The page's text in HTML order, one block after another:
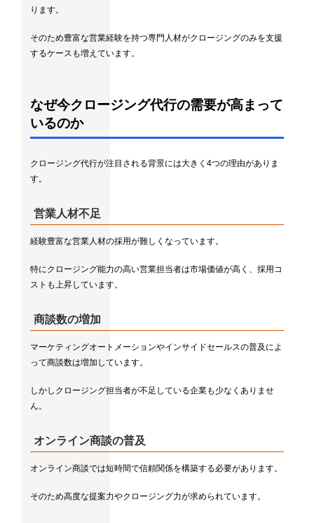
ります。
そのため豊富な営業経験を持つ専門人材がクロージングのみを支援
するケースも増えています。
なぜ今クロージング代行の需要が高まって
いるのか
クロージング代行が注目される背景には大きく4つの理由がありま
す。
営業人材不足
経験豊富な営業人材の採用が難しくなっています。
特にクロージング能力の高い営業担当者は市場価値が高く、採用コ
ストも上昇しています。
商談数の増加
マーケティングオートメーションやインサイドセールスの普及によ
って商談数は増加しています。
しかしクロージング担当者が不足している企業も少なくありませ
ん。
オンライン商談の普及
オンライン商談では短時間で信頼関係を構築する必要があります。
そのため高度な提案力やクロージング力が求められています。